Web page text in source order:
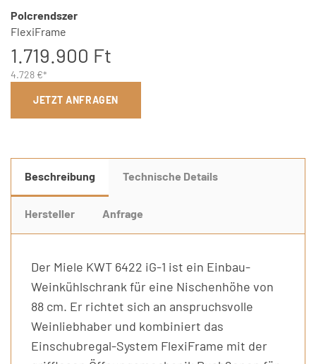
Polcrendszer
FlexiFrame
1.719.900 Ft
4.728 €*
JETZT ANFRAGEN
Beschreibung Technische Details
Hersteller Anfrage
Der Miele KWT 6422 iG-1 ist ein Einbau-
Weinkühlschrank für eine Nischenhöhe von
88 cm. Er richtet sich an anspruchsvolle
Weinliebhaber und kombiniert das
Einschubregal-System FlexiFrame mit der